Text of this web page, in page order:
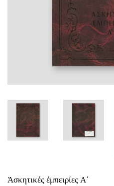
Ἀσκητικές ἐμπειρίες Α΄